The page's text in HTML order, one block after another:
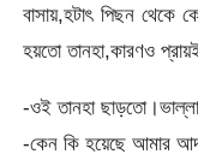
বাসায়,হটাৎ পিছন
হয়তো তানহা,কারণও
-ওই তানহা
-কেন কি হয়েছে আমার